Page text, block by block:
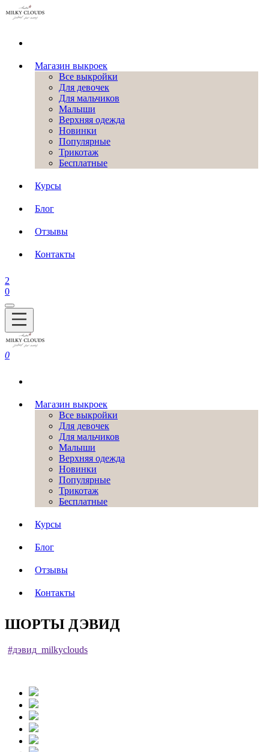
Магазин выкроек
Все выкройки
Для девочек
Для мальчиков
Малыши
Верхняя одежда
Новинки
Популярные
Трикотаж
Бесплатные
Курсы
Блог
Отзывы
Контакты
2
0
0
Магазин выкроек
Все выкройки
Для девочек
Для мальчиков
Малыши
Верхняя одежда
Новинки
Популярные
Трикотаж
Бесплатные
Курсы
Блог
Отзывы
Контакты
ШОРТЫ ДЭВИД
#дэвид_milkyclouds